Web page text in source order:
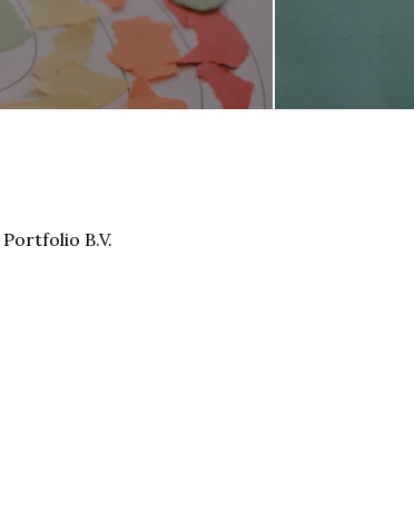
Portfolio B.V.